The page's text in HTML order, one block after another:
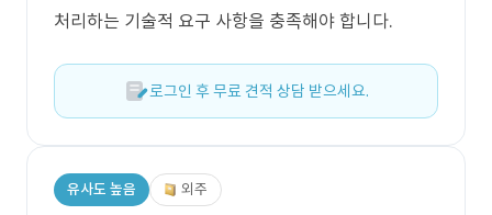
처리하는 기술적 요구 사항을 충족해야 합니다.
로그인 후 무료 견적 상담 받으세요.
유사도 높음 외주